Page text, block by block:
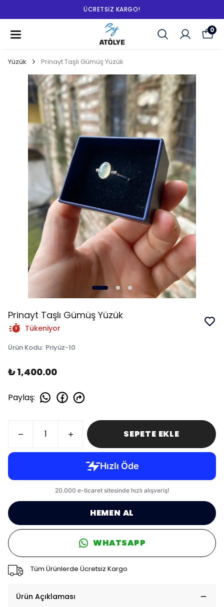
ÜCRETSIZ KARGO!
0
Yüzük Prinayt Taşlı Gümüş Yüzük
Prinayt Taşlı Gümüş Yüzük
Tükeniyor
Ürün Kodu: Priyüz-10
₺ 1,400.00
Paylaş:
SEPETE EKLE
HEMEN AL
WHATSAPP
Tüm Ürünlerde Ücretsiz Kargo
Ürün Açıklaması